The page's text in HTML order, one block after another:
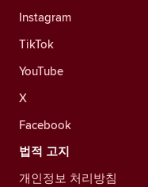
Instagram
TikTok
YouTube
X
Facebook
법적 고지
개인정보 처리방침